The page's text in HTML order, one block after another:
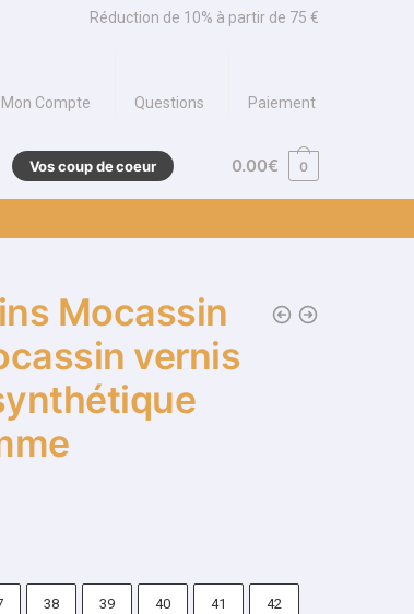
Réduction de 10% à partir de 75 €
Mon Compte Questions Paiement
Vos coup de coeur 0.00€ 0
Mocassin
vernis
38 39 40 41 42